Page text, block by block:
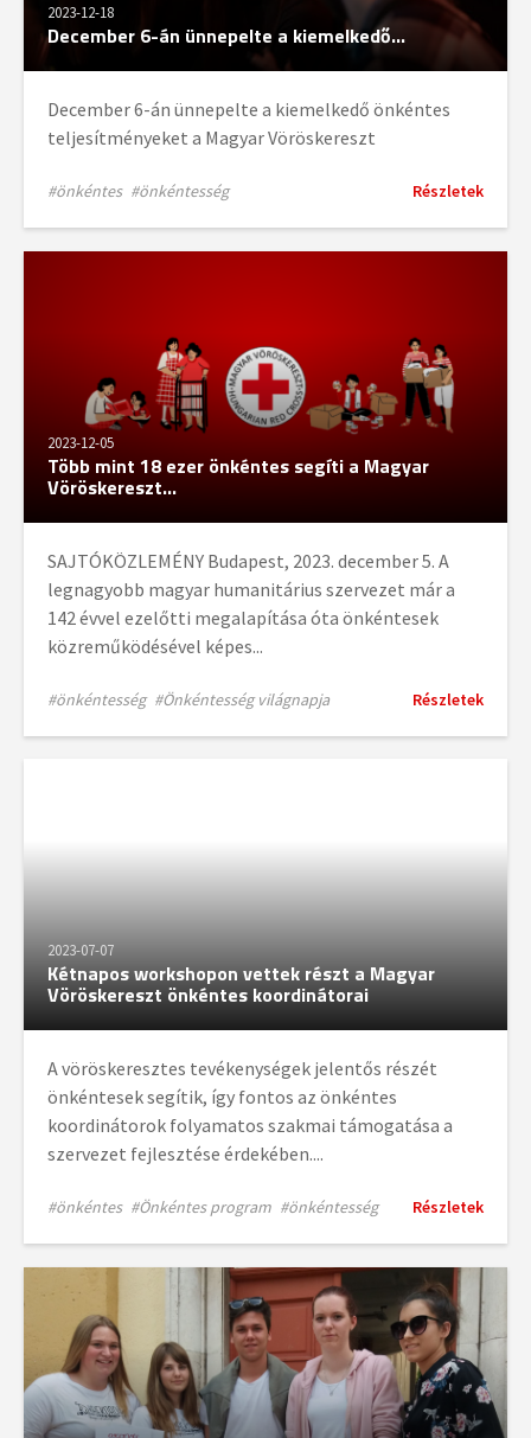
2023-12-18
December 6-án ünnepelte a kiemelkedő...
December 6-án ünnepelte a kiemelkedő önkéntes
teljesítményeket a Magyar Vöröskereszt
#önkéntes #önkéntesség Részletek
2023-12-05
Több mint 18 ezer önkéntes segíti a Magyar
Vöröskereszt...
SAJTÓKÖZLEMÉNY Budapest, 2023. december 5. A
legnagyobb magyar humanitárius szervezet már a
142 évvel ezelőtti megalapítása óta önkéntesek
közreműködésével képes...
#önkéntesség #Önkéntesség világnapja Részletek
2023-07-07
Kétnapos workshopon vettek részt a Magyar
Vöröskereszt önkéntes koordinátorai
A vöröskeresztes tevékenységek jelentős részét
önkéntesek segítik, így fontos az önkéntes
koordinátorok folyamatos szakmai támogatása a
szervezet fejlesztése érdekében....
#önkéntes #Önkéntes program #önkéntesség Részletek